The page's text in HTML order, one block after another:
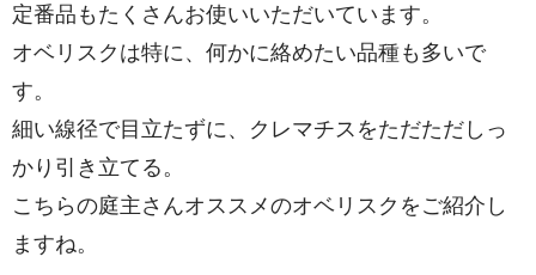
定番品もたくさんお使いいただいています。
オベリスクは特に、何かに絡めたい品種も多いで
す。
細い線径で目立たずに、クレマチスをただただしっ
かり引き立てる。
こちらの庭主さんオススメのオベリスクをご紹介し
ますね。